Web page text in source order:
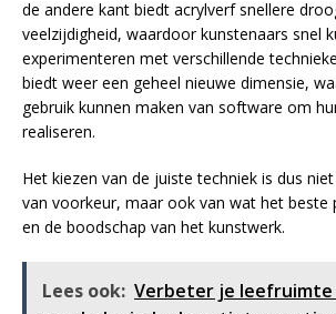
de andere kant biedt acrylverf snellere
veelzijdigheid, waardoor kunstenaars snel
experimenteren met verschillende
biedt weer een geheel nieuwe dimensie,
gebruik kunnen maken van software om
realiseren.
Het kiezen van de juiste techniek is dus
van voorkeur, maar ook van wat het beste
en de boodschap van het kunstwerk.
Lees ook: Verbeter je